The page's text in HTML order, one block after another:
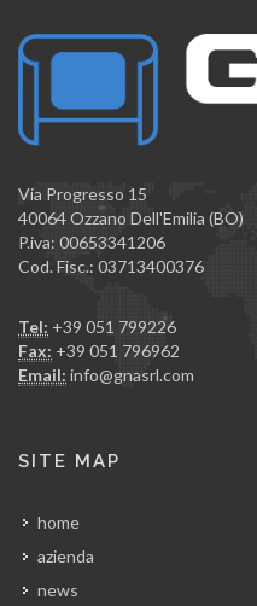
Via Progresso 15
40064 Ozzano Dell'Emilia (BO)
P.iva: 00653341206
Cod. Fisc.: 03713400376
Tel: +39 051 799226
Fax: +39 051 796962
Email: info@gnasrl.com
SITE MAP
home
azienda
news